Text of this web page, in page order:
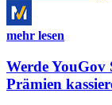
mehr lesen
Werde
Prämien